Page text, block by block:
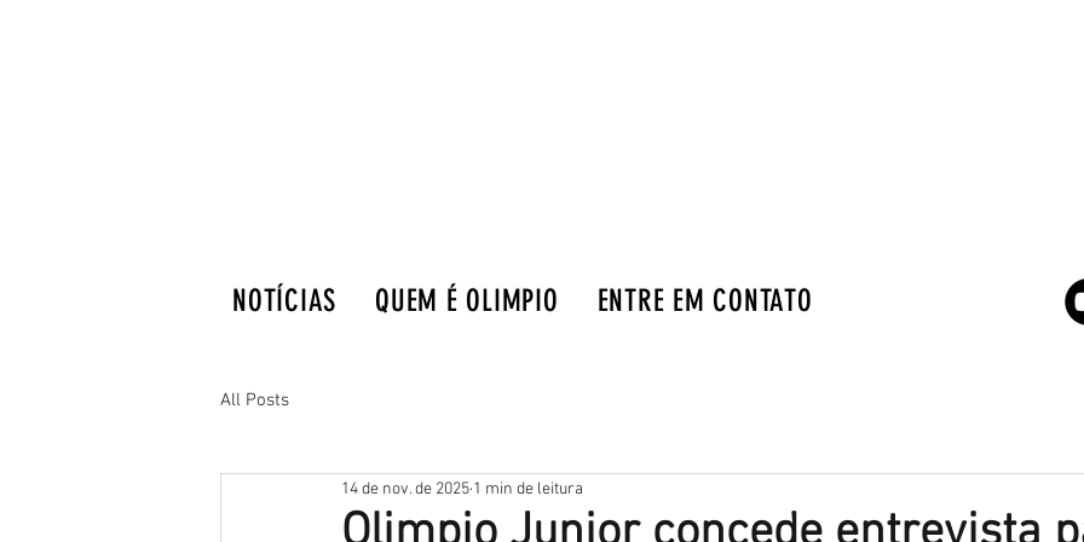
NOTÍCIAS QUEM É OLIMPIO ENTRE EM CONTATO
All Posts
14 de nov. de 2025 1 min de leitura